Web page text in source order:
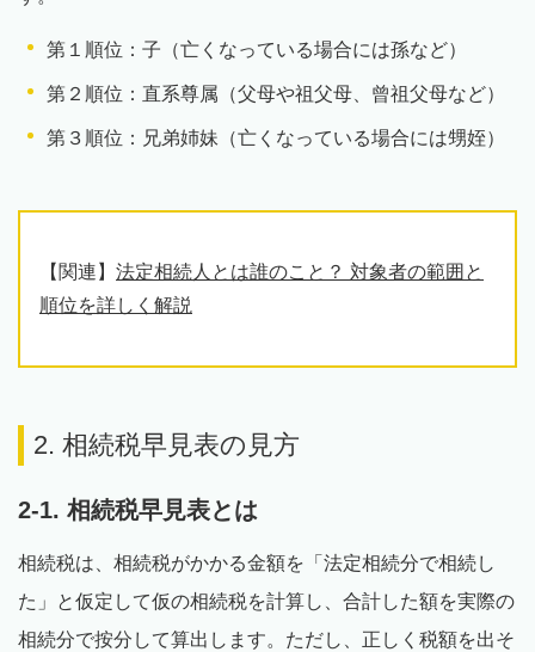
第１順位：子（亡くなっている場合には孫など）
第２順位：直系尊属（父母や祖父母、曾祖父母など）
第３順位：兄弟姉妹（亡くなっている場合には甥姪）
【関連】 法定相続人とは誰のこと？ 対象者の範囲と
順位を詳しく解説
2. 相続税早見表の見方
2-1. 相続税早見表とは
相続税は、相続税がかかる金額を「法定相続分で相続し
た」と仮定して仮の相続税を計算し、合計した額を実際の
相続分で按分して算出します。ただし、正しく税額を出そ